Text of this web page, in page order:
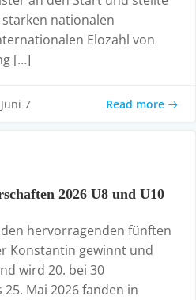
nationalen
Elozahl von
[…]
Juni 7 Read more
2026 U8 und U10
hervorragenden fünften
Konstantin gewinnt und
wird 20. bei 30
Mai 2026 fanden in